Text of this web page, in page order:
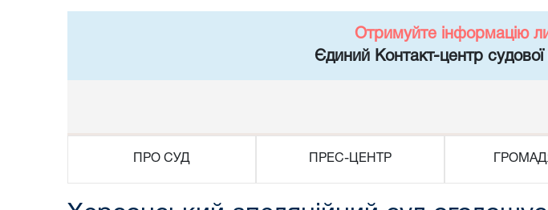
Отримуйте інформацію
Єдиний Контакт-центр
ПРО СУД ПРЕС-ЦЕНТР